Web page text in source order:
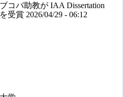
コバ助教が IAA Dissertation
受賞 2026/04/29 - 06:12